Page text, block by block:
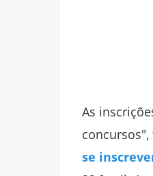
As
se